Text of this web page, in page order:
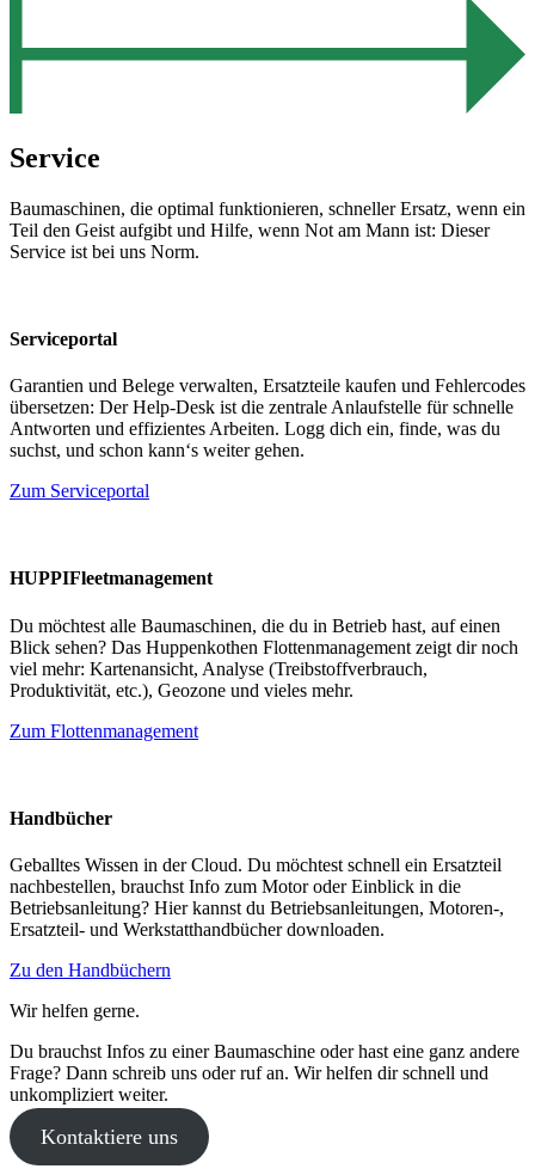
Service
Baumaschinen, die optimal funktionieren, schneller Ersatz, wenn ein
Teil den Geist aufgibt und Hilfe, wenn Not am Mann ist: Dieser
Service ist bei uns Norm.
Serviceportal
Garantien und Belege verwalten, Ersatzteile kaufen und Fehlercodes
übersetzen: Der Help-Desk ist die zentrale Anlaufstelle für schnelle
Antworten und effizientes Arbeiten. Logg dich ein, finde, was du
suchst, und schon kann‘s weiter gehen.
Zum Serviceportal
HUPPIFleetmanagement
Du möchtest alle Baumaschinen, die du in Betrieb hast, auf einen
Blick sehen? Das Huppenkothen Flottenmanagement zeigt dir noch
viel mehr: Kartenansicht, Analyse (Treibstoffverbrauch,
Produktivität, etc.), Geozone und vieles mehr.
Zum Flottenmanagement
Handbücher
Geballtes Wissen in der Cloud. Du möchtest schnell ein Ersatzteil
nachbestellen, brauchst Info zum Motor oder Einblick in die
Betriebsanleitung? Hier kannst du Betriebsanleitungen, Motoren-,
Ersatzteil- und Werkstatthandbücher downloaden.
Zu den Handbüchern
Wir helfen gerne.
Du brauchst Infos zu einer Baumaschine oder hast eine ganz andere
Frage? Dann schreib uns oder ruf an. Wir helfen dir schnell und
unkompliziert weiter.
Kontaktiere uns